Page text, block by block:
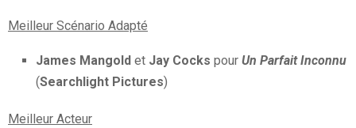
Meilleur Scénario Adapté
James Mangold et Jay Cocks pour Un Parfait Inconnu
(Searchlight Pictures)
Meilleur Acteur